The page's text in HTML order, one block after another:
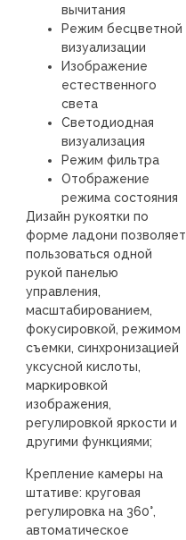
вычитания
Режим бесцветной
визуализации
Изображение
естественного
света
Светодиодная
визуализация
Режим фильтра
Отображение
режима состояния
Дизайн рукоятки по
форме ладони позволяет
пользоваться одной
рукой панелью
управления,
масштабированием,
фокусировкой, режимом
съемки, синхронизацией
уксусной кислоты,
маркировкой
изображения,
регулировкой яркости и
другими функциями;
Крепление камеры на
штативе: круговая
регулировка на 360°,
автоматическое